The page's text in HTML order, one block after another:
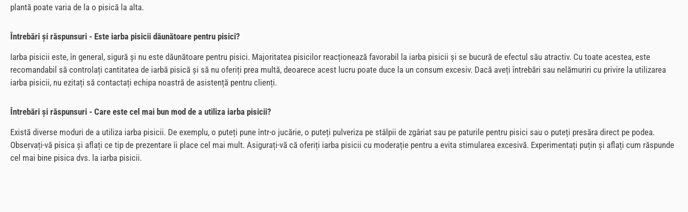
plantă poate varia de la o pisică la alta.
Întrebări și răspunsuri - Este iarba pisicii dăunătoare pentru pisici?
Iarba pisicii este, în general, sigură și nu este dăunătoare pentru pisici. Majoritatea pisicilor reacționează favorabil la iarba pisicii și se bucură de efectul său atractiv. Cu toate acestea, este
recomandabil să controlați cantitatea de iarbă pisică și să nu oferiți prea multă, deoarece acest lucru poate duce la un consum excesiv. Dacă aveți întrebări sau nelămuriri cu privire la utilizarea
iarba pisicii, nu ezitați să contactați echipa noastră de asistență pentru clienți.
Întrebări și răspunsuri - Care este cel mai bun mod de a utiliza iarba pisicii?
Există diverse moduri de a utiliza iarba pisicii. De exemplu, o puteți pune într-o jucărie, o puteți pulveriza pe stâlpii de zgâriat sau pe paturile pentru pisici sau o puteți presăra direct pe podea.
Observați-vă pisica și aflați ce tip de prezentare îi place cel mai mult. Asigurați-vă că oferiți iarba pisicii cu moderație pentru a evita stimularea excesivă. Experimentați puțin și aflați cum răspunde
cel mai bine pisica dvs. la iarba pisicii.